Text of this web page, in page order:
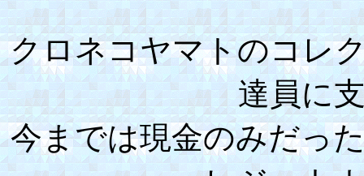
クロネコヤマトのコレ
達員に
今までは現金のみだっ